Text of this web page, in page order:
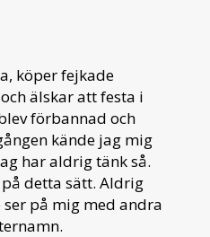
köper fejkade
älskar att festa i
förbannad och
kände jag mig
har aldrig tänk så.
detta sätt. Aldrig
på mig med andra